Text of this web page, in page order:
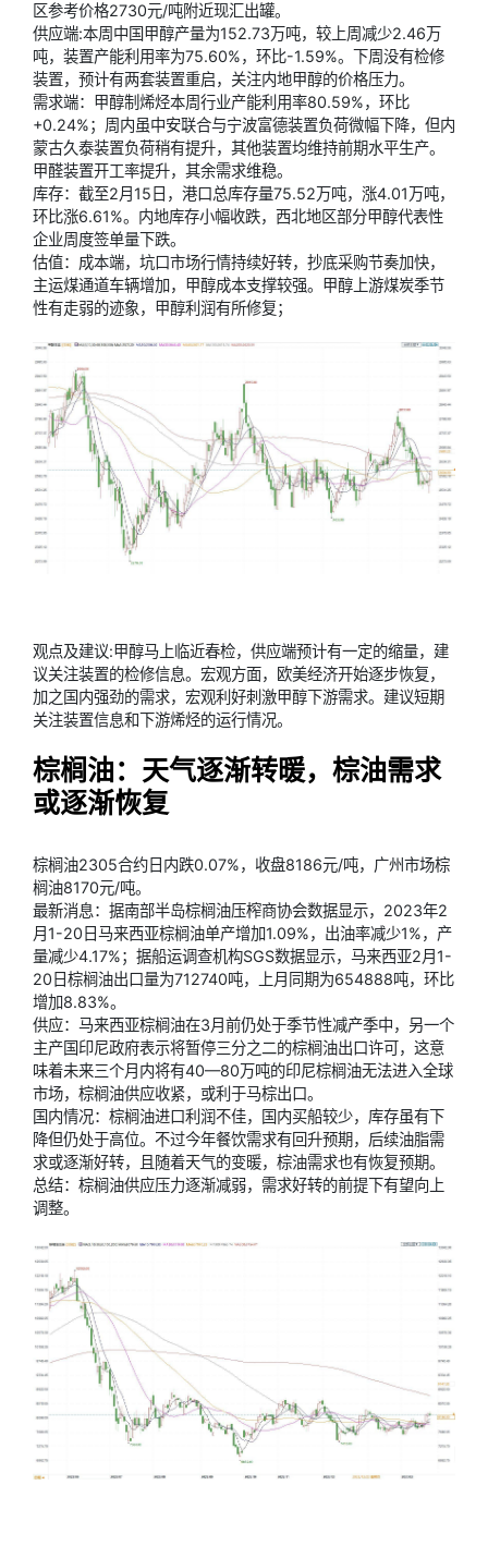
区参考价格2730元/吨附近现汇出罐。
供应端:本周中国甲醇产量为152.73万吨，较上周减少2.46万
吨，装置产能利用率为75.60%，环比-1.59%。下周没有检修
装置，预计有两套装置重启，关注内地甲醇的价格压力。
需求端：甲醇制烯烃本周行业产能利用率80.59%，环比
+0.24%；周内虽中安联合与宁波富德装置负荷微幅下降，但内
蒙古久泰装置负荷稍有提升，其他装置均维持前期水平生产。
甲醛装置开工率提升，其余需求维稳。
库存：截至2月15日，港口总库存量75.52万吨，涨4.01万吨，
环比涨6.61%。内地库存小幅收跌，西北地区部分甲醇代表性
企业周度签单量下跌。
估值：成本端，坑口市场行情持续好转，抄底采购节奏加快，
主运煤通道车辆增加，甲醇成本支撑较强。甲醇上游煤炭季节
性有走弱的迹象，甲醇利润有所修复；
观点及建议:甲醇马上临近春检，供应端预计有一定的缩量，建
议关注装置的检修信息。宏观方面，欧美经济开始逐步恢复，
加之国内强劲的需求，宏观利好刺激甲醇下游需求。建议短期
关注装置信息和下游烯烃的运行情况。
棕榈油：天气逐渐转暖，棕油需求
或逐渐恢复
棕榈油2305合约日内跌0.07%，收盘8186元/吨，广州市场棕
榈油8170元/吨。
最新消息：据南部半岛棕榈油压榨商协会数据显示，2023年2
月1-20日马来西亚棕榈油单产增加1.09%，出油率减少1%，产
量减少4.17%；据船运调查机构SGS数据显示，马来西亚2月1-
20日棕榈油出口量为712740吨，上月同期为654888吨，环比
增加8.83%。
供应：马来西亚棕榈油在3月前仍处于季节性减产季中，另一个
主产国印尼政府表示将暂停三分之二的棕榈油出口许可，这意
味着未来三个月内将有40—80万吨的印尼棕榈油无法进入全球
市场，棕榈油供应收紧，或利于马棕出口。
国内情况：棕榈油进口利润不佳，国内买船较少，库存虽有下
降但仍处于高位。不过今年餐饮需求有回升预期，后续油脂需
求或逐渐好转，且随着天气的变暖，棕油需求也有恢复预期。
总结：棕榈油供应压力逐渐减弱，需求好转的前提下有望向上
调整。